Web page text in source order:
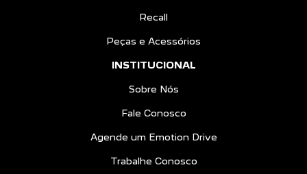
Recall
Peças e Acessórios
INSTITUCIONAL
Sobre Nós
Fale Conosco
Agende um Emotion Drive
Trabalhe Conosco